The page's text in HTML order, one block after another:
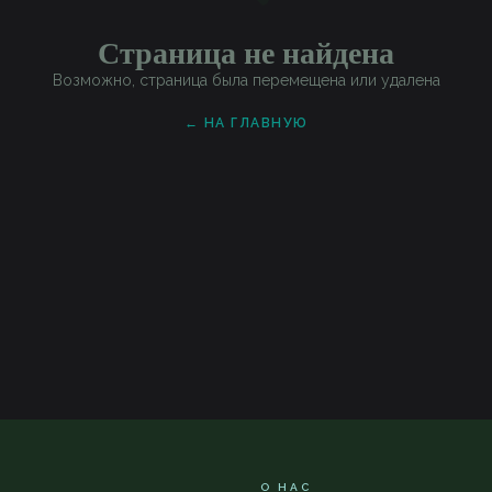
Страница не найдена
Возможно, страница была перемещена или удалена
← НА ГЛАВНУЮ
О НАС